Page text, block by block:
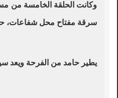
وكانت الحلقة الخامسة
سرقة مفتاح محل شفاعات،
يطير حامد من الفرحة ويعد